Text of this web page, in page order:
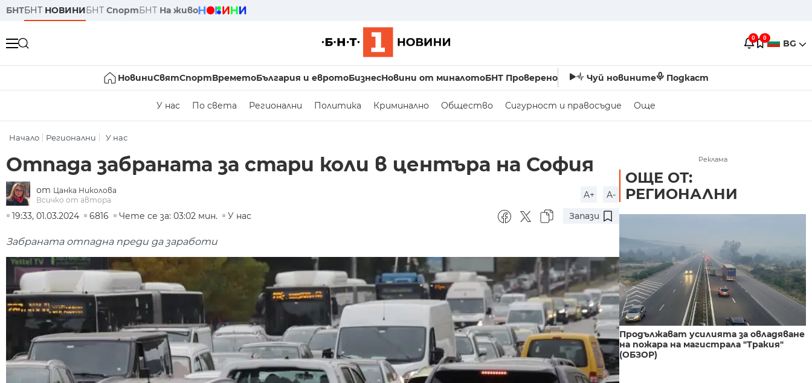
БНТБНТ НОВИНИБНТ СпортБНТ На живо
0 0 BG
НовиниСвятСпортВреметоБългария и евротоБизнесНовини от миналотоБНТ Проверено Чуй новините Подкаст
У нас По света Регионални Политика Криминално Общество Сигурност и правосъдие Още
Начало Регионални У нас
Отпада забраната за стари коли в центъра на София
от Цанка Николова
Всичко от автора
A+
A-
19:33, 01.03.2024
6816 Чете се за: 03:02 мин. У нас Запази
Забраната отпадна преди да заработи
Реклама
ОЩЕ ОТ:
РЕГИОНАЛНИ
Продължават усилията за овладяване
на пожара на магистрала "Тракия"
(ОБЗОР)